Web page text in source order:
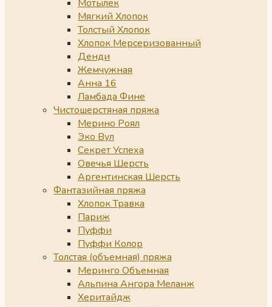
Мотылек
Мягкий Хлопок
Толстый Хлопок
Хлопок Мерсеризованный
Денди
Жемчужная
Анна 16
Ламбада Фине
Чистошерстяная пряжа
Мерино Роял
Эко Вул
Секрет Успеха
Овечья Шерсть
Аргентинская Шерсть
Фантазийная пряжа
Хлопок Травка
Париж
Пуффи
Пуффи Колор
Толстая (объемная) пряжа
Меринго Объемная
Альпина Ангора Меланж
Херитайдж